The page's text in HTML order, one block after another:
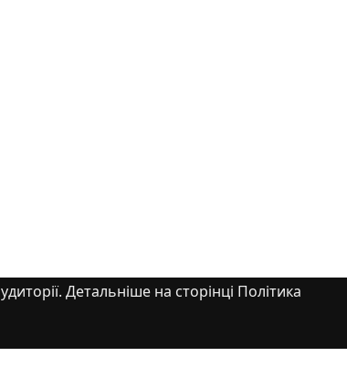
Детальніше на сторінці Політика